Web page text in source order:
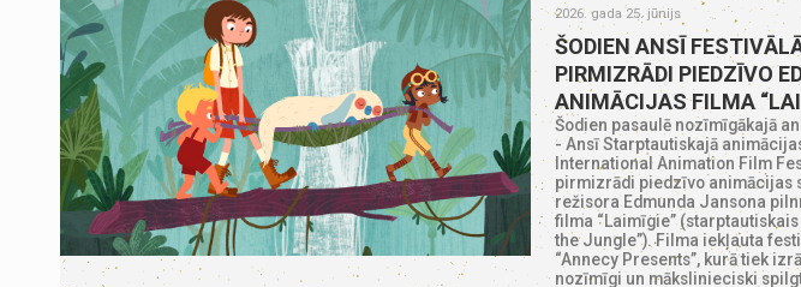
2026. gada 25. jūnijs
ŠODIEN ANSĪ
PIRMIZRĀDI PIEDZĪVO
ANIMĀCIJAS FILMA
Šodien pasaulē nozīmīgākajā
-Ansī Starptautiskajā
International Animation Film
pirmizrādi piedzīvo animācijas
režisora Edmunda Jansona
filma “Laimīgie”
the Jungle”). Filma iekļauta
“Annecy Presents”, kurā tiek
nozīmīgi un mākslinieciski